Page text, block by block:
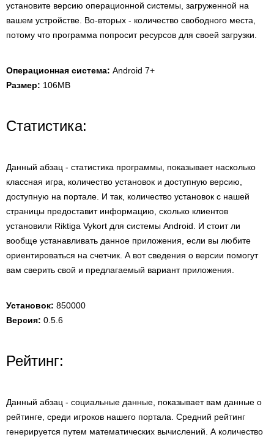
установите версию операционной системы, загруженной на
вашем устройстве. Во-вторых - количество свободного места,
потому что программа попросит ресурсов для своей загрузки.
Операционная система: Android 7+
Размер: 106MB
Статистика:
Данный абзац - статистика программы, показывает насколько
классная игра, количество установок и доступную версию,
доступную на портале. И так, количество установок с нашей
страницы предоставит информацию, сколько клиентов
установили Riktiga Vykort для системы Android. И стоит ли
вообще устанавливать данное приложения, если вы любите
ориентироваться на счетчик. А вот сведения о версии помогут
вам сверить свой и предлагаемый вариант приложения.
Установок: 850000
Версия: 0.5.6
Рейтинг:
Данный абзац - социальные данные, показывает вам данные о
рейтинге, среди игроков нашего портала. Средний рейтинг
генерируется путем математических вычислений. А количество